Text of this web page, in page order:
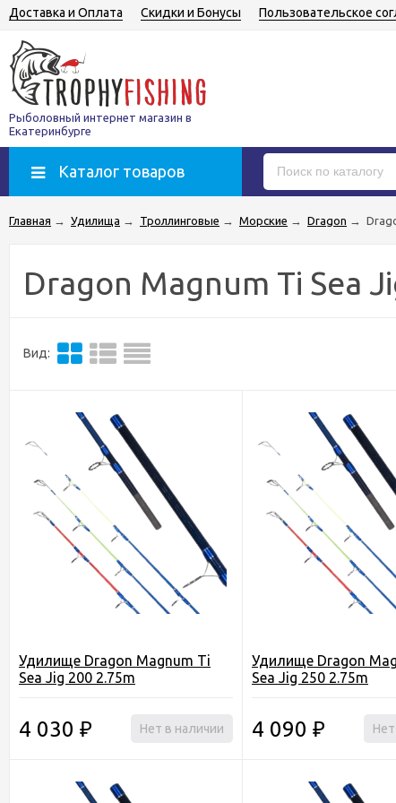
Доставка и Оплата Скидки и Бонусы Пользовательское
Рыболовный интернет магазин в
Екатеринбурге
Каталог товаров
Главная → Удилища → Троллинговые → Морские → Dragon →
Dragon Magnum Ti Sea
Вид:
Удилище Dragon Magnum Ti
Sea Jig 200 2.75m
4 030 ₽ Нет в наличии
Удилище Dragon
Sea Jig 250 2.75m
4 090 ₽